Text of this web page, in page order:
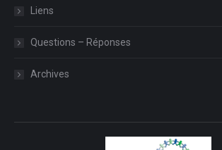
Liens
Questions – Réponses
Archives